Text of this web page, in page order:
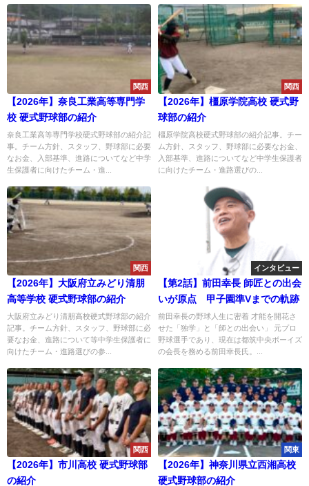
関西
【2026年】奈良工業高等専門学
校 硬式野球部の紹介
奈良工業高等専門学校硬式野球部の紹介記
事。チーム方針、スタッフ、野球部に必要
なお金、入部基準、進路についてなど中学
生保護者に向けたチーム・進...
関西
【2026年】橿原学院高校 硬式野
球部の紹介
橿原学院高校硬式野球部の紹介記事。チー
ム方針、スタッフ、野球部に必要なお金、
入部基準、進路についてなど中学生保護者
に向けたチーム・進路選びの...
関西
【2026年】大阪府立みどり清朋
高等学校 硬式野球部の紹介
大阪府立みどり清朋高校硬式野球部の紹介
記事。チーム方針、スタッフ、野球部に必
要なお金、進路について等中学生保護者に
向けたチーム・進路選びの参...
インタビュー
【第2話】前田幸長 師匠との出会
いが原点 甲子園準Vまでの軌跡
前田幸長の野球人生に密着 才能を開花さ
せた「独学」と「師との出会い」 元プロ
野球選手であり、現在は都筑中央ボーイズ
の会長を務める前田幸長氏。...
関西
【2026年】市川高校 硬式野球部
の紹介
関東
【2026年】神奈川県立西湘高校
硬式野球部の紹介